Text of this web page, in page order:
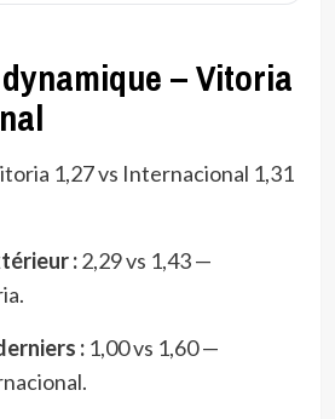
– Vitoria
1,27 vs Internacional 1,31
:2,29 vs 1,43 —
:1,00 vs 1,60 —